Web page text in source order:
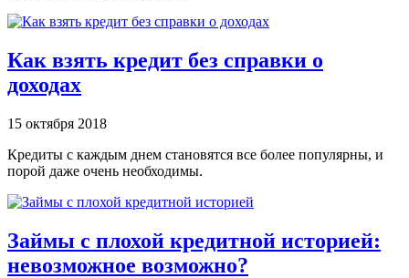
Как взять кредит без справки о
доходах
15 октября 2018
Кредиты с каждым днем становятся все более популярны, и
порой даже очень необходимы.
Займы с плохой кредитной историей:
невозможное возможно?